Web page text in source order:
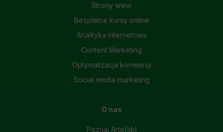
Strony www
Bezpłatne kursy online
Analityka internetowa
Content Marketing
Optymalizacja konwersji
Social media marketing
O nas
Poznaj Artefakt